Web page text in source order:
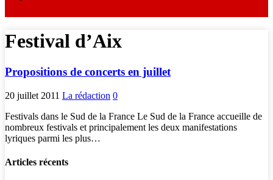
Festival d’Aix
Propositions de concerts en juillet
20 juillet 2011 La rédaction 0
Festivals dans le Sud de la France Le Sud de la France accueille de
nombreux festivals et principalement les deux manifestations
lyriques parmi les plus…
Articles récents